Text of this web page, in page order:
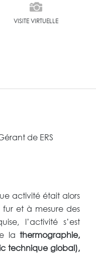
VISITE VIRTUELLE
de ERS
activité était alors
fur et à mesure des
l’activité s’est
lathermographie,
technique global),